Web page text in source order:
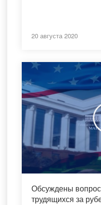
20 августа 2020
Обсуждены
трудящихся за